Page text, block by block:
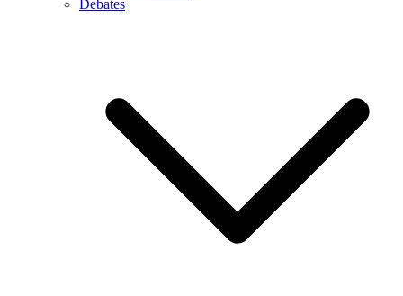
Debates